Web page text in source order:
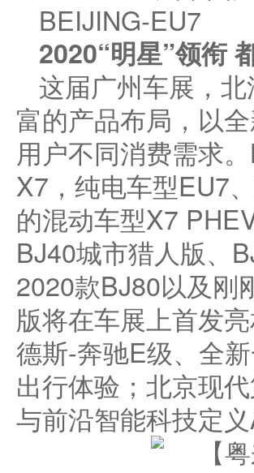
BEIJING-EU7
2020“明星”领衔
这届广州车展，
富的产品布局，以
用户不同消费需求
X7，纯电车型EU7
的混动车型X7
BJ40城市猎人版、
2020款BJ80以及刚
版将在车展上首发
德斯-奔驰E级、全
出行体验；北京现
与前沿智能科技定